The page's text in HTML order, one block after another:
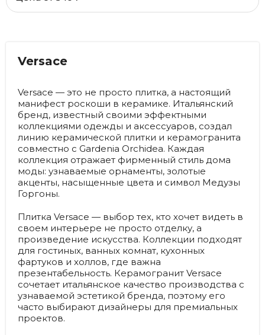
Versace
Versace — это не просто плитка, а настоящий
манифест роскоши в керамике. Итальянский
бренд, известный своими эффектными
коллекциями одежды и аксессуаров, создал
линию керамической плитки и керамогранита
совместно с Gardenia Orchidea. Каждая
коллекция отражает фирменный стиль дома
моды: узнаваемые орнаменты, золотые
акценты, насыщенные цвета и символ Медузы
Горгоны.
Плитка Versace — выбор тех, кто хочет видеть в
своем интерьере не просто отделку, а
произведение искусства. Коллекции подходят
для гостиных, ванных комнат, кухонных
фартуков и холлов, где важна
презентабельность. Керамогранит Versace
сочетает итальянское качество производства с
узнаваемой эстетикой бренда, поэтому его
часто выбирают дизайнеры для премиальных
проектов.